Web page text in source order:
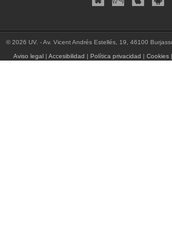
© 2026 UV. - Av. Vicent Andrés Estellés, 19, 46100
Aviso legal| Accesibilidad | Política privacidad | Cookies|